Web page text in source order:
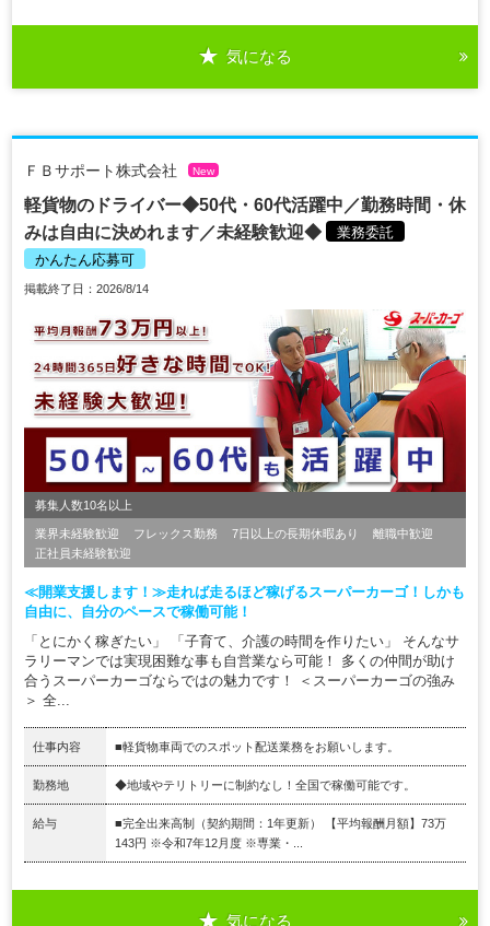
気になる
ＦＢサポート株式会社 New
軽貨物のドライバー◆50代・60代活躍中／勤務時間・休
みは自由に決めれます／未経験歓迎◆
業務委託
かんたん応募可
掲載終了日：2026/8/14
募集人数10名以上
業界未経験歓迎 フレックス勤務 7日以上の長期休暇あり
離職中歓迎
正社員未経験歓迎
≪開業支援します！≫走れば走るほど稼げるスーパーカーゴ！しかも
自由に、自分のペースで稼働可能！
「とにかく稼ぎたい」 「子育て、介護の時間を作りたい」 そんなサ
ラリーマンでは実現困難な事も自営業なら可能！ 多くの仲間が助け
合うスーパーカーゴならではの魅力です！ ＜スーパーカーゴの強み
＞ 全...
仕事内容 ■軽貨物車両でのスポット配送業務をお願いします。
勤務地 ◆地域やテリトリーに制約なし！全国で稼働可能です。
給与
■完全出来高制（契約期間：1年更新） 【平均報酬月額】73万
143円 ※令和7年12月度 ※専業・...
気になる